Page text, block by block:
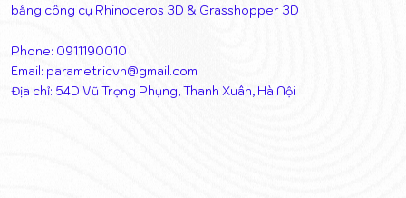
bằng công cụ Rhinoceros 3D & Grasshopper 3D
Phone: 0911190010
Email: parametricvn@gmail.com
Địa chỉ: 54D Vũ Trọng Phụng, Thanh Xuân, Hà Nội